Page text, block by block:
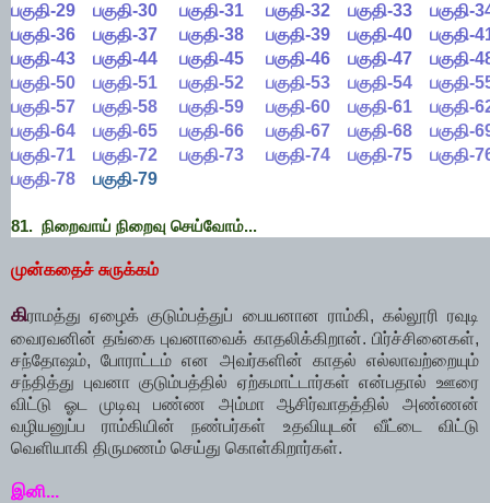
பகுதி-29
பகுதி-30 பகுதி-31 பகுதி-32 பகுதி-33
பகுதி-
பகுதி-36
பகுதி-37 பகுதி-38 பகுதி-39 பகுதி-40
பகுதி-
பகுதி-43
பகுதி-44 பகுதி-45 பகுதி-46 பகுதி-47
பகுதி-
பகுதி-50
பகுதி-51 பகுதி-52 பகுதி-53 பகுதி-54
பகுதி-
பகுதி-57
பகுதி-58 பகுதி-59 பகுதி-60 பகுதி-61
பகுதி-
பகுதி-64
பகுதி-65 பகுதி-66 பகுதி-67 பகுதி-68
பகுதி-
பகுதி-71
பகுதி-72 பகுதி-73 பகுதி-74 பகுதி-75
பகுதி-
பகுதி-78
பகுதி-79
81. நிறைவாய் நிறைவு செய்வோம்...
முன்கதைச் சுருக்கம்
கிராமத்து ஏழைக் குடும்பத்துப் பையனான ராம்கி, கல்லூரி ரவுடி
வைரவனின் தங்கை புவனாவைக் காதலிக்கிறான். பிர்ச்சினைகள்,
சந்தோஷம், போராட்டம் என அவர்களின் காதல் எல்லாவற்றையும்
சந்தித்து புவனா குடும்பத்தில் ஏற்கமாட்டார்கள் என்பதால் ஊரை
விட்டு ஓட முடிவு பண்ண அம்மா ஆசிர்வாதத்தில் அண்ணன்
வழியனுப்ப ராம்கியின் நண்பர்கள் உதவியுடன் வீட்டை விட்டு
வெளியாகி திருமணம் செய்து கொள்கிறார்கள்.
இனி...